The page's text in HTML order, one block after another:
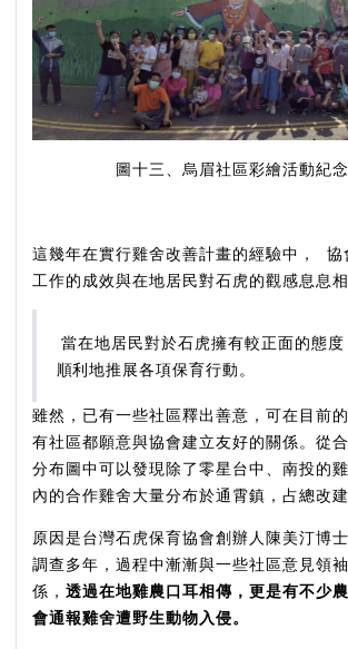
圖十三、烏眉社區彩繪活動紀
這幾年在實行雞舍改善計畫的經驗中， 協
工作的成效與在地居民對石虎的觀感息息相
當在地居民對於石虎擁有較正面的態
順利地推展各項保育行動。
雖然，已有一些社區釋出善意，可在目前
有社區都願意與協會建立友好的關係。從
分布圖中可以發現除了零星台中、南投的
內的合作雞舍大量分布於通霄鎮，占總改建
原因是台灣石虎保育協會創辦人陳美汀博
調查多年，過程中漸漸與一些社區意見領
係， 透過在地雞農口耳相傳，更是有不少
會通報雞舍遭野生動物入侵。